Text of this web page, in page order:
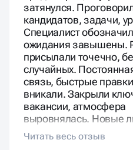
затянулся.
кандидатов, задачи,
Специалист
ожидания завышены.
присылали точечно,
случайных.
связь, быстрые
вникали. Закрыли
вакансии, атмосфера
выровнялась. Новые
вписались, разделяют
Такой подбор